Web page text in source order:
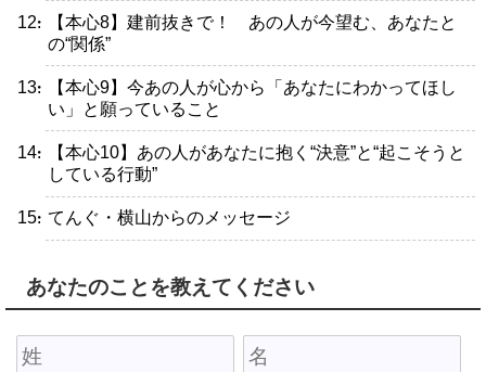
・【本心8】建前抜きで！ あの人が今望む、あなたと
の“関係”
・【本心9】今あの人が心から「あなたにわかってほし
い」と願っていること
・【本心10】あの人があなたに抱く“決意”と“起こそうと
している行動”
・てんぐ・横山からのメッセージ
あなたのことを教えてください